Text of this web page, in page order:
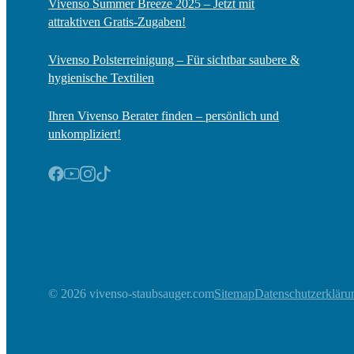
Vivenso Summer Breeze 2025 – Jetzt mit
attraktiven Gratis-Zugaben!
Vivenso Polsterreinigung – Für sichtbar saubere &
hygienische Textilien
Ihren Vivenso Berater finden – persönlich und
unkompliziert!
© 2026 vivenso-staubsauger.comSitemap